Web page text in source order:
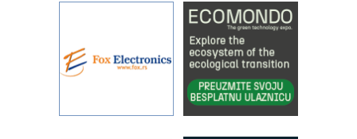
STAUFF – Komponente koje
povećavaju pouzdanost hidrauličkih
YAMADA pumpe – japanska
pouzdanost u transferu fluida
Filtration Group Industrial – Napredna
rešenja za filtraciju u hidrauličkim i